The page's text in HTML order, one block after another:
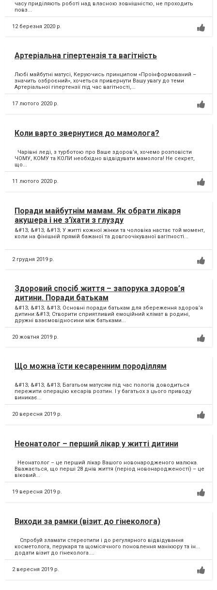
часу приділяють роботі над власною зовнішністю, не проходить
повз...
12 березня 2020 р.
Артеріальна гіпертензія та вагітність
Любі майбутні матусі, Керуючись принципом «Проінформований –
значить озброєний», хочеться привернути Вашу увагу до теми
Артеріальної гіпертензії під час вагітності,...
17 лютого 2020 р.
Коли варто звернутися до мамолога?
Чарівні леді, з турботою про Ваше здоров’я, хочемо розповісти
ЧОМУ, КОМУ та КОЛИ необхідно відвідувати мамолога! Не секрет,
що...
11 лютого 2020 р.
Поради майбутнім мамам. Як обрати лікаря
акушера і не з'їхати з глузду
&#13; &#13; &#13; У житті кожної жінки та чоловіка настає той момент,
коли на фінішній прямій бажаної та довгоочікуваної вагітності...
2 грудня 2019 р.
Здоровий спосіб життя – запорука здоров’я
дитини. Поради батькам
&#13; &#13; &#13; Основні поради батькам для збереження здоров’я
дитини:&#13; Створити сприятливий емоційний клімат в родині,
дружні взаємовідносини між батьками...
20 жовтня 2019 р.
Що можна їсти кесаренним породіллям
&#13; &#13; &#13; Багатьом матусям під час пологів доводиться
пережити операцію кесарів розтин. І у багатьох з цього приводу
виникає...
20 вересня 2019 р.
Неонатолог – перший лікар у житті дитини
Неонатолог – це перший лікар Вашого новонародженого малюка.
Вважається, що перші 28 днів життя (період новонародженості) – це
віковий...
19 вересня 2019 р.
Виходи за рамки (візит до гінеколога)
⠀ Спробуй зламати стереотипи і до регулярного відвідування
косметолога, перукаря та щомісячного поновлення манікюру та ін...
додати візит до гінеколога....
2 вересня 2019 р.